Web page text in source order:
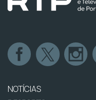
NOTÍCIAS